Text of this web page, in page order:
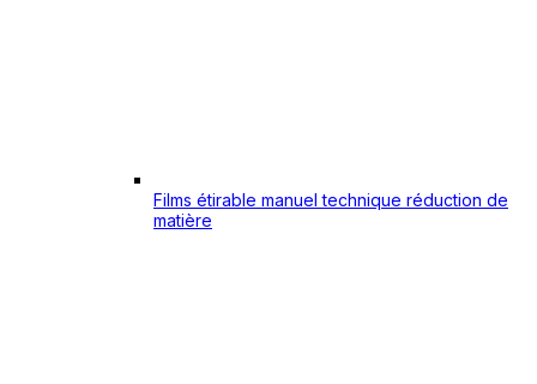
Films étirable manuel technique réduction de
matière